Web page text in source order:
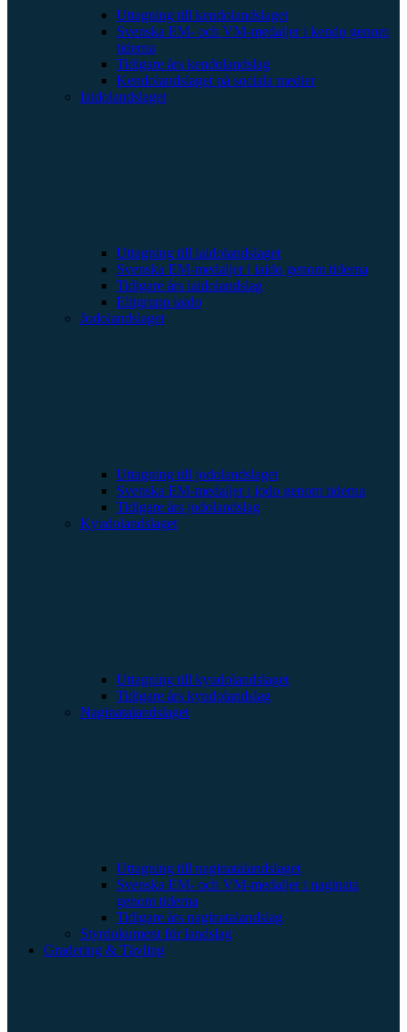
Uttagning till kendolandslaget
Svenska EM- och VM-medaljer i kendo genom
tiderna
Tidigare års kendolandslag
Kendolandslaget på sociala medier
Iaidolandslaget
Uttagning till iaidolandslaget
Svenska EM-medaljer i iaido genom tiderna
Tidigare års iaidolandslag
Elitgrupp iaido
Jodolandslaget
Uttagning till jodolandslaget
Svenska EM-medaljer i jodo genom tiderna
Tidigare års jodolandslag
Kyudolandslaget
Uttagning till kyudolandslaget
Tidigare års kyudolandslag
Naginatalandslaget
Uttagning till naginatalandslaget
Svenska EM- och VM-medaljer i naginata
genom tiderna
Tidigare års naginatalandslag
Styrdokument för landslag
Gradering & Tävling